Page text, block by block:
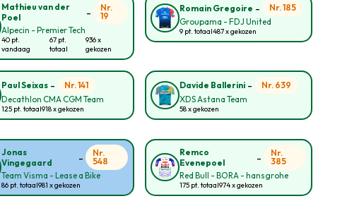
Mathieu van der
Poel
-
Nr.
19
Alpecin - Premier Tech
40 pt.
vandaag
67 pt.
totaal
936 x
gekozen
Romain Gregoire -
Nr. 185
Groupama - FDJ United
9 pt. totaal487 x gekozen
Paul Seixas-
Nr. 141
Decathlon CMA CGM Team
125 pt. totaal918 x gekozen
Davide Ballerini-
Nr. 639
XDS Astana Team
58 x gekozen
Jonas
Vingegaard
-
Nr.
548
Team Visma - Lease a Bike
86 pt. totaal981 x gekozen
Remco
Evenepoel
-
Nr.
385
Red Bull - BORA - hansgrohe
175 pt. totaal974 x gekozen